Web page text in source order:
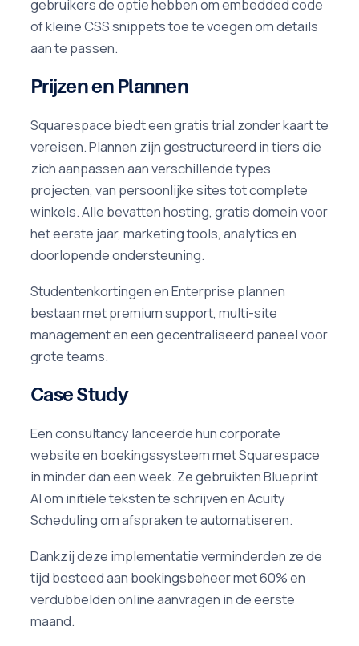
gebruikers de optie hebben om embedded code
of kleine CSS snippets toe te voegen om details
aan te passen.
Prijzen en Plannen
Squarespace biedt een gratis trial zonder kaart te
vereisen. Plannen zijn gestructureerd in tiers die
zich aanpassen aan verschillende types
projecten, van persoonlijke sites tot complete
winkels. Alle bevatten hosting, gratis domein voor
het eerste jaar, marketing tools, analytics en
doorlopende ondersteuning.
Studentenkortingen en Enterprise plannen
bestaan met premium support, multi-site
management en een gecentraliseerd paneel voor
grote teams.
Case Study
Een consultancy lanceerde hun corporate
website en boekingssysteem met Squarespace
in minder dan een week. Ze gebruikten Blueprint
AI om initiële teksten te schrijven en Acuity
Scheduling om afspraken te automatiseren.
Dankzij deze implementatie verminderden ze de
tijd besteed aan boekingsbeheer met 60% en
verdubbelden online aanvragen in de eerste
maand.